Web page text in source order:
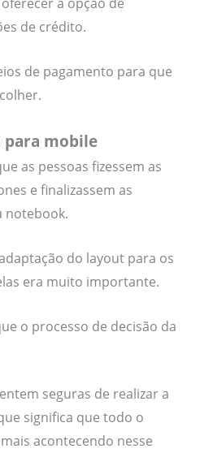
de crédito.
de pagamento para que
para mobile
as pessoas fizessem as
e finalizassem as
notebook.
do layout para os
era muito importante.
o processo de decisão da
seguras de realizar a
significa que todo o
acontecendo nesse